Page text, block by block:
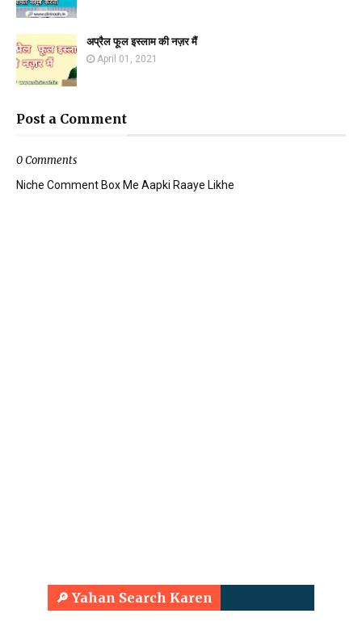
अप्रैल फूल इस्लाम की नज़र मैं
April 01, 2021
Post a Comment
0 Comments
Niche Comment Box Me Aapki Raaye Likhe
🔎 Yahan Search Karen